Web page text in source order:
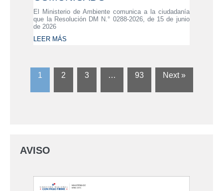
El Ministerio de Ambiente comunica a la ciudadanía
que la Resolución DM N.° 0288-2026, de 15 de junio
de 2026
LEER MÁS
1 2 3 … 93 Next »
AVISO